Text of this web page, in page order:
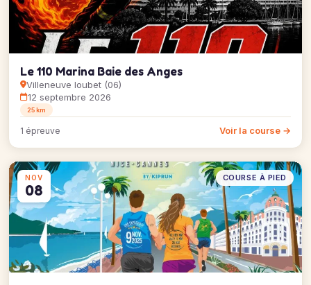
Le 110 Marina Baie des Anges
Villeneuve loubet (06)
12 septembre 2026
25 km
1 épreuve Voir la course →
NOV
08
COURSE À PIED